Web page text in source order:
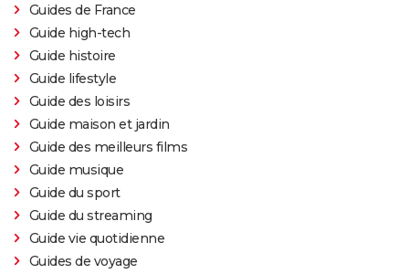
Guides de France
Guide high-tech
Guide histoire
Guide lifestyle
Guide des loisirs
Guide maison et jardin
Guide des meilleurs films
Guide musique
Guide du sport
Guide du streaming
Guide vie quotidienne
Guides de voyage